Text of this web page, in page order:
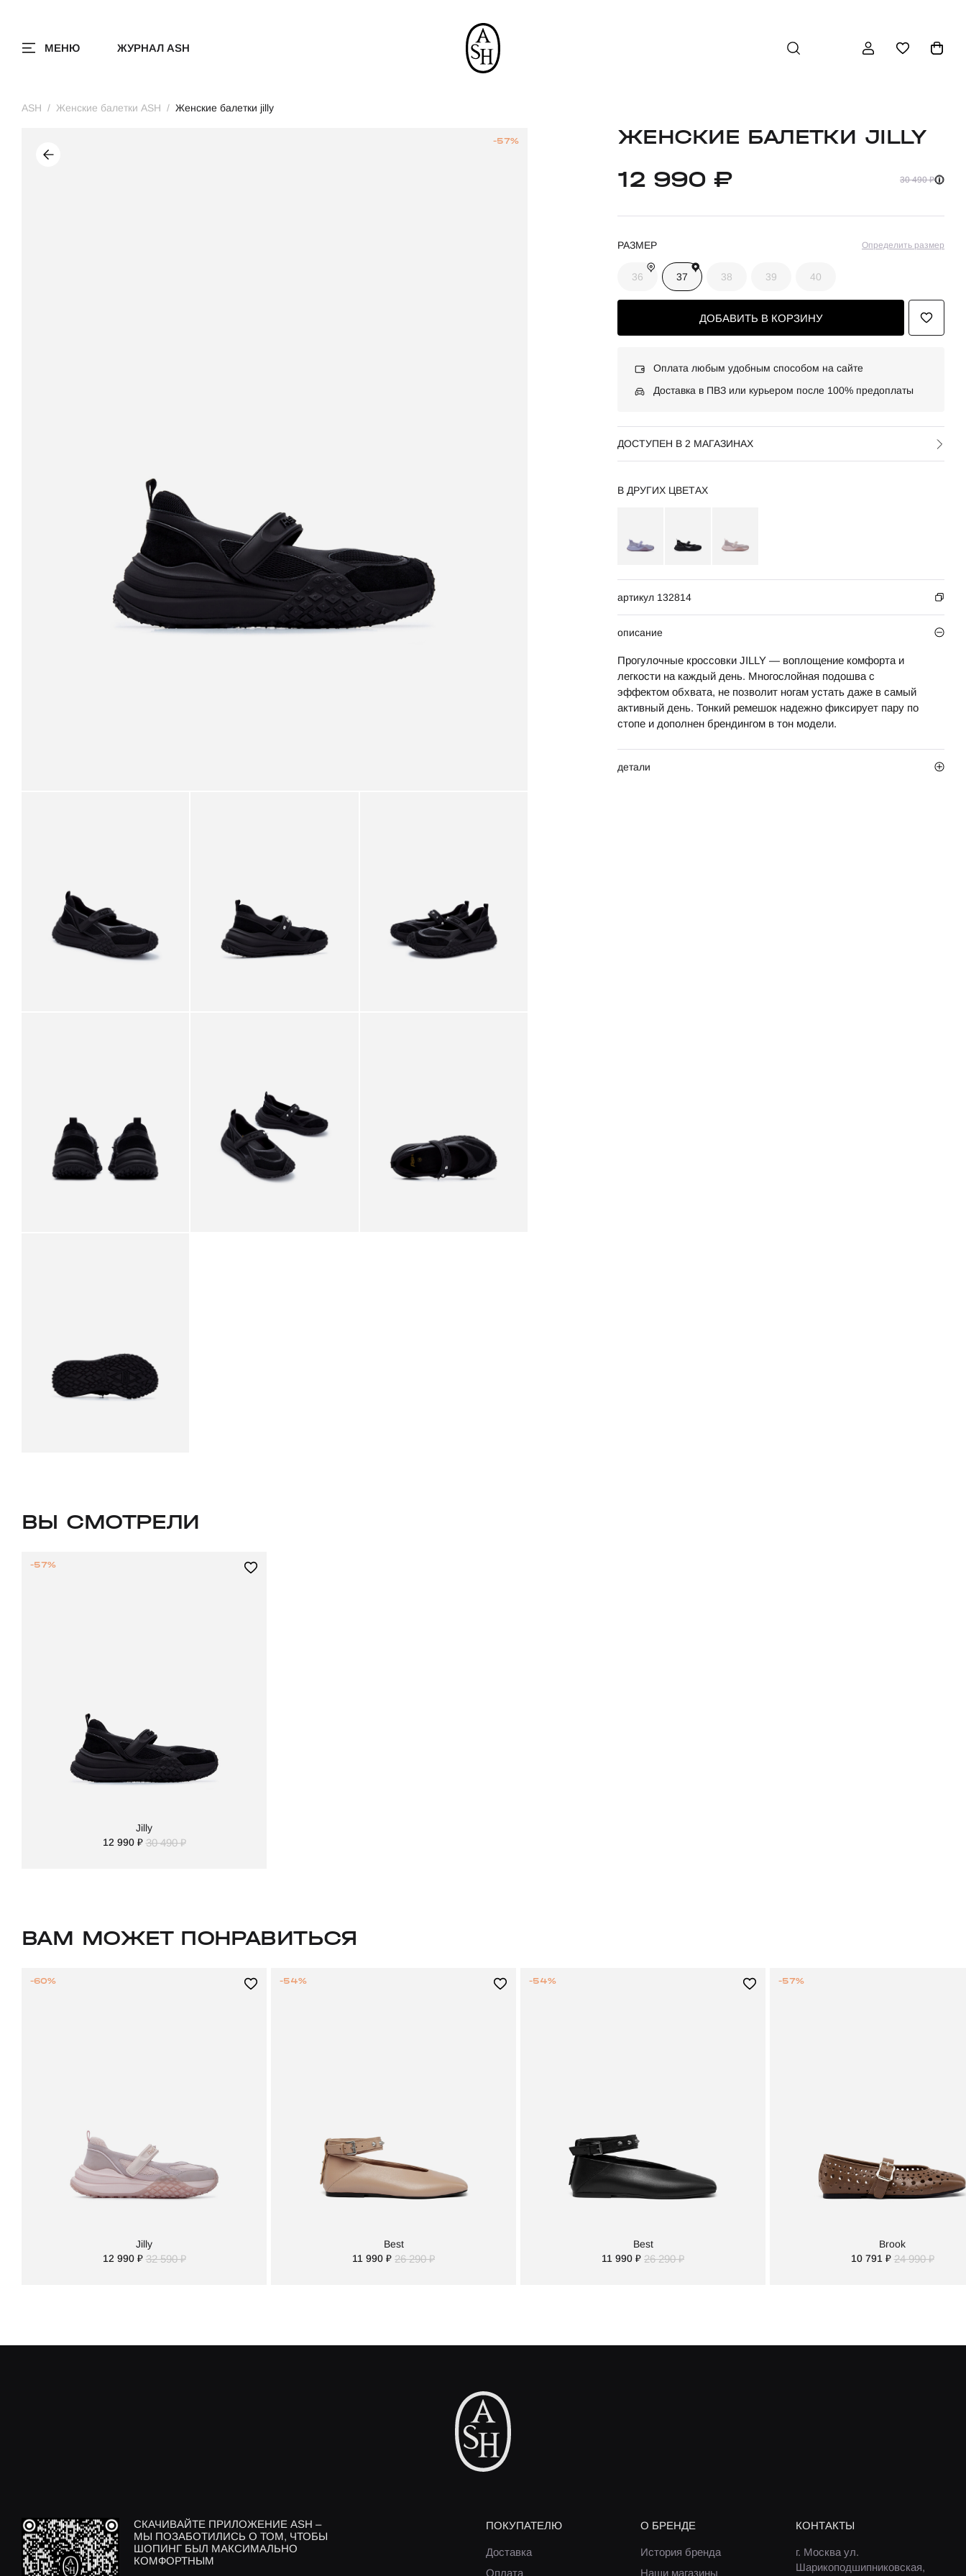
МЕНЮ ЖУРНАЛ ASH
ASH Женские балетки ASH Женские балетки jilly
-57% ЖЕНСКИЕ БАЛЕТКИ JILLY
12 990 ₽ 30 490 ₽
РАЗМЕР Определить размер
36 37 38 39 40
ДОБАВИТЬ В КОРЗИНУ
Оплата любым удобным способом на сайте
Доставка в ПВЗ или курьером после 100% предоплаты
ДОСТУПЕН В 2 МАГАЗИНАХ
В ДРУГИХ ЦВЕТАХ
артикул 132814
описание
Прогулочные кроссовки JILLY — воплощение комфорта и
легкости на каждый день. Многослойная подошва с
эффектом обхвата, не позволит ногам устать даже в самый
активный день. Тонкий ремешок надежно фиксирует пару по
стопе и дополнен брендингом в тон модели.
детали
ВЫ СМОТРЕЛИ
Jilly
12 990 ₽ 30 490 ₽
-57%
ВАМ МОЖЕТ ПОНРАВИТЬСЯ
Jilly
12 990 ₽ 32 590 ₽
-60%
Best
11 990 ₽ 26 290 ₽
-54%
Best
11 990 ₽ 26 290 ₽
-54%
Brook
10 791 ₽ 24 990 ₽
-57%
СКАЧИВАЙТЕ ПРИЛОЖЕНИЕ ASH –
МЫ ПОЗАБОТИЛИСЬ О ТОМ, ЧТОБЫ
ШОПИНГ БЫЛ МАКСИМАЛЬНО
КОМФОРТНЫМ
ПОКУПАТЕЛЮ
Доставка
Оплата
О БРЕНДЕ
История бренда
Наши магазины
КОНТАКТЫ
г. Москва ул.
Шарикоподшипниковская,